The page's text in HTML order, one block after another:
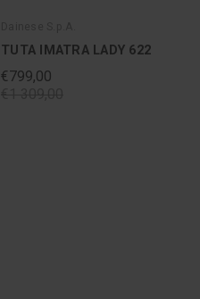
TUTA IMATRA LADY 622
€799,00